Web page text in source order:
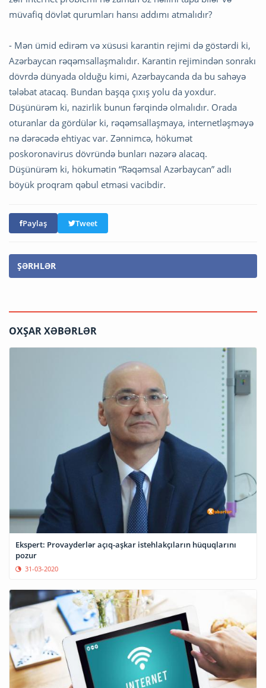
müvafiq dövlət qurumları hansı addımı atmalıdır?
- Mən ümid edirəm və xüsusi karantin rejimi də göstərdi ki,
Azərbaycan rəqəmsallaşmalıdır. Karantin rejimindən sonrakı
dövrdə dünyada olduğu kimi, Azərbaycanda da bu sahəyə
tələbat atacaq. Bundan başqa çıxış yolu da yoxdur.
Düşünürəm ki, nazirlik bunun fərqində olmalıdır. Orada
oturanlar da gördülər ki, rəqəmsallaşmaya, internetləşməyə
nə dərəcədə ehtiyac var. Zənnimcə, hökumət
poskoronavirus dövründə bunları nəzərə alacaq.
Düşünürəm ki, hökumətin “Rəqəmsal Azərbaycan” adlı
böyük proqram qəbul etməsi vacibdir.
Paylaş Tweet
ŞƏRHLƏR
OXŞAR XƏBƏRLƏR
Ekspert: Provayderlər açıq-aşkar istehlakçıların hüquqlarını
pozur
31-03-2020